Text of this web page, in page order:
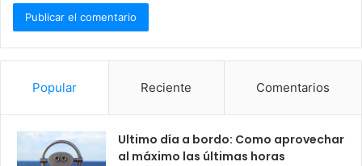
Popular Reciente Comentarios
Ultimo día a bordo: Como aprovechar
al máximo las últimas horas